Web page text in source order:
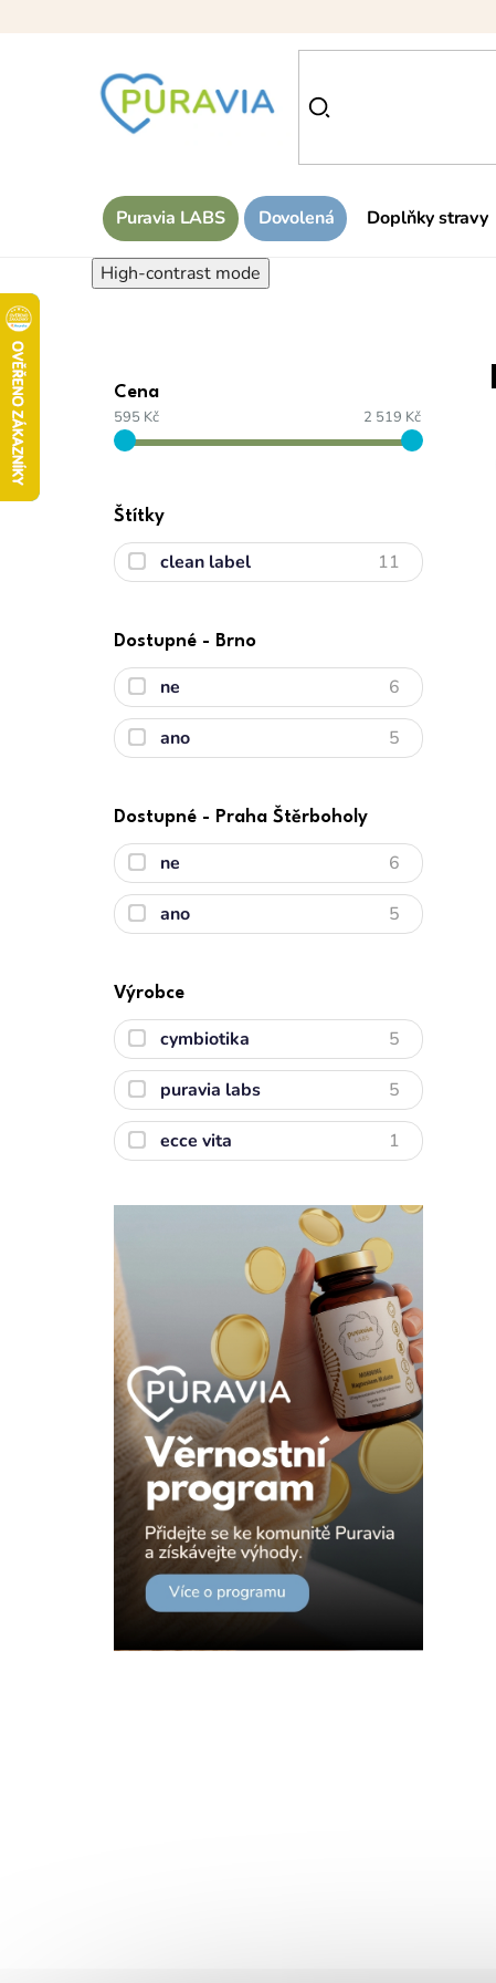
Puravia LABS Dovolená Doplňky stravy
High-contrast mode
Cena
595 Kč 2 519 Kč
Štítky
clean label 11
Dostupné - Brno
ne 6
ano 5
Dostupné - Praha Štěrboholy
ne 6
ano 5
Výrobce
cymbiotika 5
puravia labs 5
ecce vita 1